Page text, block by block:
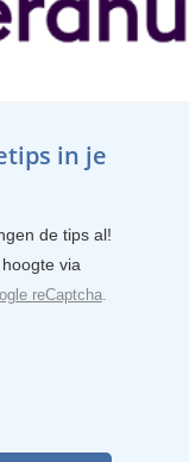
in je
de tips al!
via
reCaptcha.